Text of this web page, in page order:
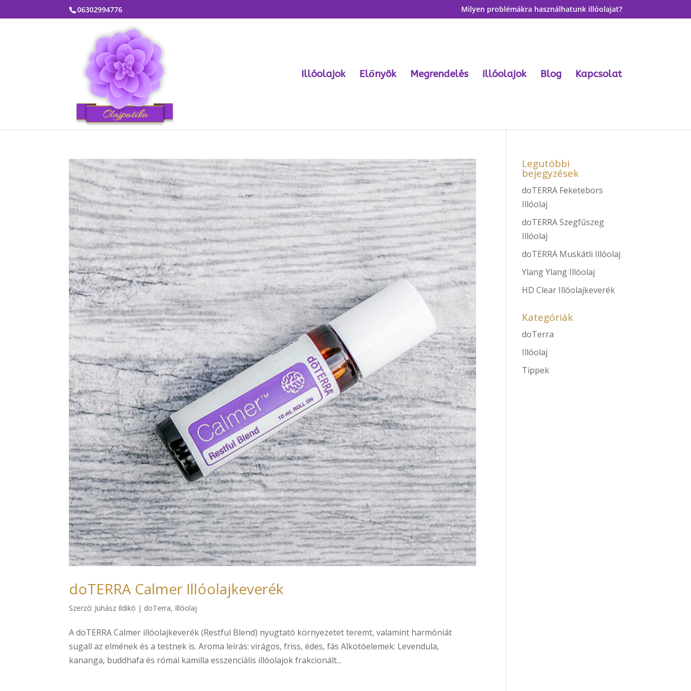
06302994776 Milyen problémákra használhatunk illóolajat?
Illóolajok Előnyök Megrendelés Illóolajok Blog Kapcsolat
doTERRA Calmer Illóolajkeverék
Szerző: Juhász Ildikó | doTerra, Illóolaj
A doTERRA Calmer illóolajkeverék (Restful Blend) nyugtató környezetet teremt, valamint harmóniát
sugall az elmének és a testnek is. Aroma leírás: virágos, friss, édes, fás Alkotóelemek: Levendula,
kananga, buddhafa és római kamilla esszenciális illóolajok frakcionált...
Legutóbbi
bejegyzések
doTERRA Feketebors
Illóolaj
doTERRA Szegfűszeg
Illóolaj
doTERRA Muskátli Illóolaj
Ylang Ylang Illóolaj
HD Clear Illóolajkeverék
Kategóriák
doTerra
Illóolaj
Tippek